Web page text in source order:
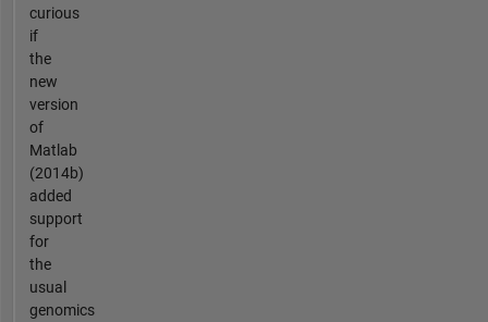
curious
if
the
new
version
of
Matlab
(2014b)
added
support
for
the
usual
genomics